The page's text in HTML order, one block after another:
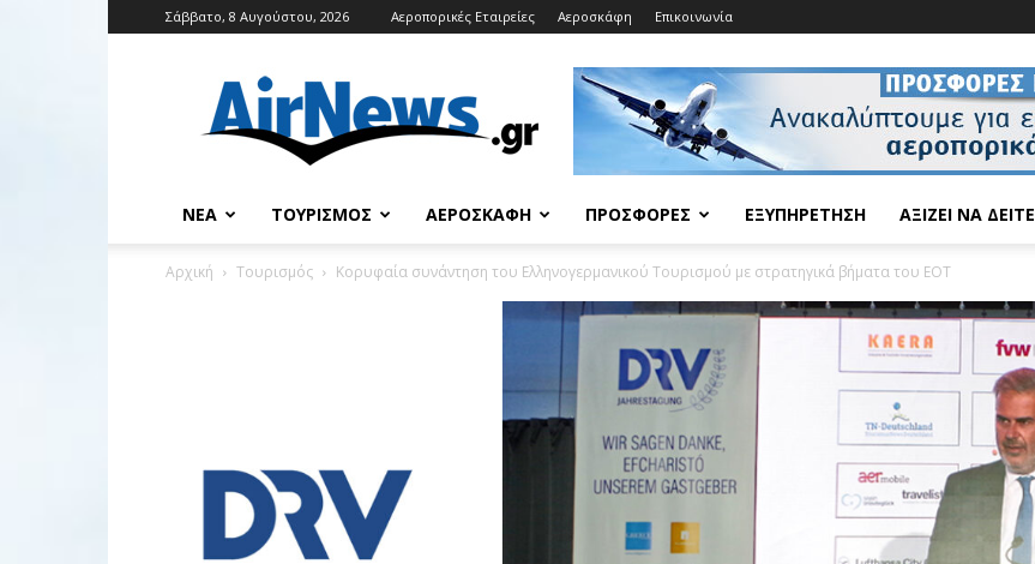
Σάββατο, 8 Αυγούστου, 2026 Αεροπορικές Εταιρείες Αεροσκάφη Επικοινωνία
ΝΈΑ ΤΟΥΡΙΣΜΌΣ ΑΕΡΟΣΚΆΦΗ ΠΡΟΣΦΟΡΈΣ ΕΞΥΠΗΡΈΤΗΣΗ ΑΞΊΖΕΙ ΝΑ ΔΕΊΤΕ
Αρχική Τουρισμός Κορυφαία συνάντηση του Ελληνογερμανικού Τουρισμού με στρατηγικά βήματα του ΕΟΤ